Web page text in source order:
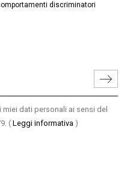
discriminatori
dati personali ai sensi del
( Leggi informativa )